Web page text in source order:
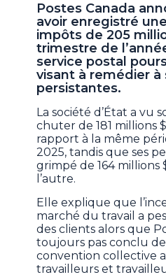
Postes Canada
avoir enregistré
impôts de 205
trimestre de
service postal
visant à remédier
persistantes.
La société d’État a vu
chuter de 181 millions
rapport à la même
2025, tandis que ses
grimpé de 164 millions
l’autre.
Elle explique que
marché du travail a
des clients alors que
toujours pas conclu
convention collective
travailleurs et